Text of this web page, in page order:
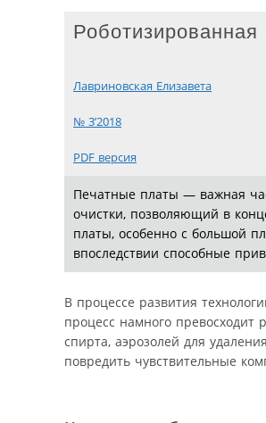
Лавриновская Елизавета
№ 3’2018
PDF версия
Печатные платы — важная
очистки, позволяющий в
платы, особенно с большой
впоследствии способные
В процессе развития
процесс намного
спирта, аэрозолей для
повредить чувствительные